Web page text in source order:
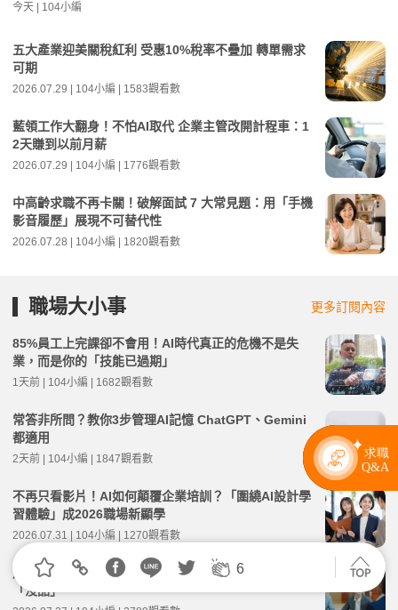
6
今天 | 104小編
五大產業迎美關稅紅利 受惠10%稅率不疊加 轉單需求
可期
2026.07.29 | 104小編 | 1583觀看數
藍領工作大翻身！不怕AI取代 企業主管改開計程車：1
2天賺到以前月薪
2026.07.29 | 104小編 | 1776觀看數
中高齡求職不再卡關！破解面試 7 大常見題：用「手機
影音履歷」展現不可替代性
2026.07.28 | 104小編 | 1820觀看數
職場大小事 更多訂閱內容
85%員工上完課卻不會用！AI時代真正的危機不是失
業，而是你的「技能已過期」
1天前 | 104小編 | 1682觀看數
常答非所問？教你3步管理AI記憶 ChatGPT、Gemini
都適用
2天前 | 104小編 | 1847觀看數
不再只看影片！AI如何顛覆企業培訓？「圍繞AI設計學
習體驗」成2026職場新顯學
2026.07.31 | 104小編 | 1270觀看數
別讓第一印象毀了！專家曝5大聊天地雷 問了恐被嫌
「沒品」